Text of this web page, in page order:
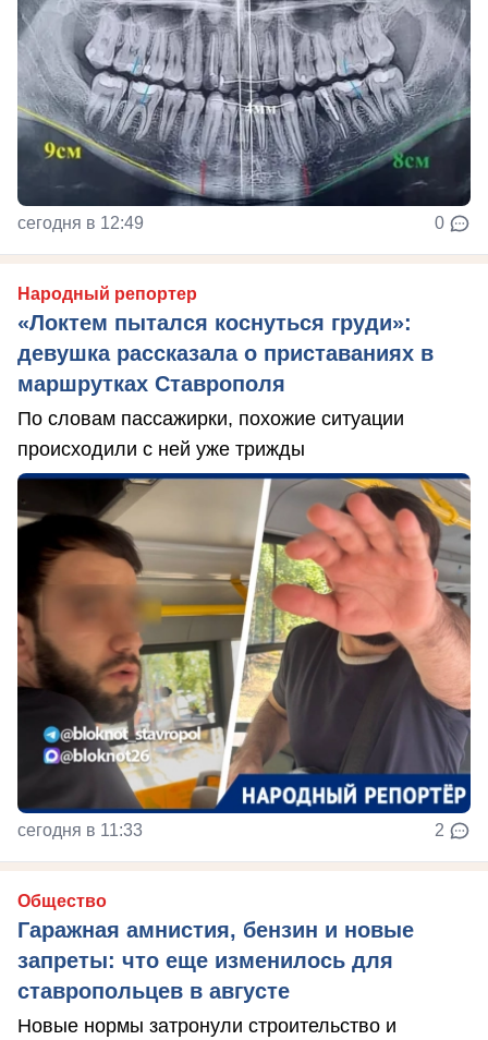
сегодня в 12:49 0
Народный репортер
«Локтем пытался коснуться груди»:
девушка рассказала о приставаниях в
маршрутках Ставрополя
По словам пассажирки, похожие ситуации
происходили с ней уже трижды
сегодня в 11:33 2
Общество
Гаражная амнистия, бензин и новые
запреты: что еще изменилось для
ставропольцев в августе
Новые нормы затронули строительство и